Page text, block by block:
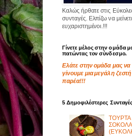
Καλώς ήρθατε στις
συνταγές. Ελπίζω να
ευχαριστημένοι.!!!
Γίνετε μέλος στην ομάδα
πατώντας τον σύνδεσμο.
Ελάτε στην ομάδα μας να
γίνουμε μια μεγάλη ζεστή
παρέα!!!
5 Δημοφιλέστερες Συνταγές
ΤΟΥΡΤΑ